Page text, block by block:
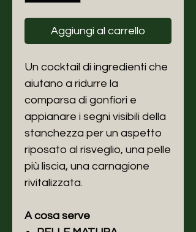
Aggiungi al carrello
Un cocktail di ingredienti che
aiutano a ridurre la
comparsa di gonfiori e
appianare i segni visibili della
stanchezza per un aspetto
riposato al risveglio, una pelle
più liscia, una carnagione
rivitalizzata.
A cosa serve